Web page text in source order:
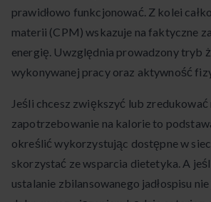
prawidłowo funkcjonować. Z kolei
materii (CPM) wskazuje na faktyczne
energię. Uwzględnia prowadzony tryb
wykonywanej pracy oraz aktywność
Jeśli chcesz zwiększyć lub zredukować
zapotrzebowanie na kalorie to
określić wykorzystując dostępne w
skorzystać ze wsparcia dietetyka. A
ustalanie zbilansowanego jadłospisu